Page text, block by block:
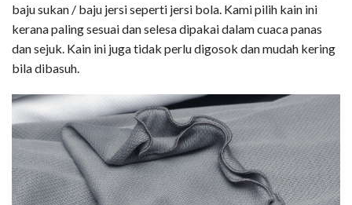
baju sukan / baju jersi seperti jersi bola. Kami pilih kain ini
kerana paling sesuai dan selesa dipakai dalam cuaca panas
dan sejuk. Kain ini juga tidak perlu digosok dan mudah kering
bila dibasuh.